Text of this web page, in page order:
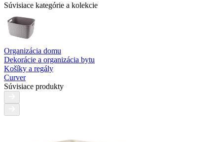
Súvisiace kategórie a kolekcie
Organizácia domu
Dekorácie a organizácia bytu
Košíky a regály
Curver
Súvisiace produkty